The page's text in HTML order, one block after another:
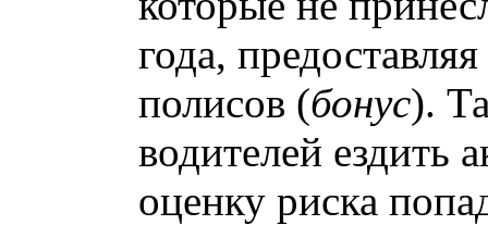
года,
полисов (бонус).
водителей ездить
оценку риска